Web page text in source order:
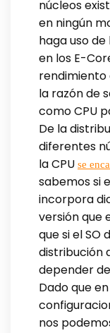
núcleos
en ningún
haga uso
en los E-
rendimiento
la razón de
como CPU
De la
diferentes
la CPU se
sabemos si
incorpora
versión que
que si el SO
distribución
depender
Dado que
nos